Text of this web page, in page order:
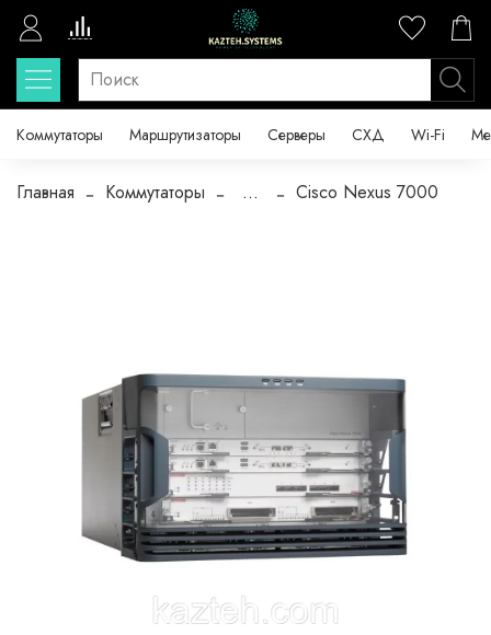
Коммутаторы Маршрутизаторы Серверы СХД Wi-Fi
Главная Коммутаторы ... Cisco Nexus 7000